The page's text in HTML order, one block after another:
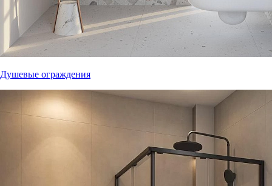
Душевые ограждения